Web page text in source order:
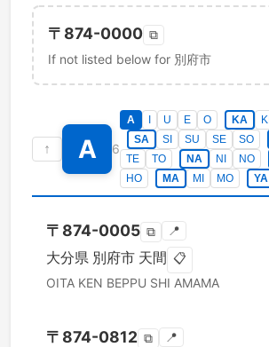
〒 874-0000 ⧉
If not listed below for 別府市
↑ A 6
A U E O KA KI
SA
SI SU SE SO
TE
TO NA NI NO
HO
MA MI MO YA
〒 874-0005 ⧉ 📍
大分県 別府市 天間 📋
OITA KEN BEPPU SHI AMAMA
〒 874-0812 ⧉ 📍